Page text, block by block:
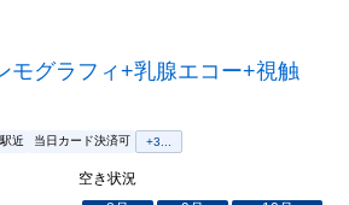
グラフィ+乳腺エコー+視触
駅近 当日カード決済可 +3...
空き状況